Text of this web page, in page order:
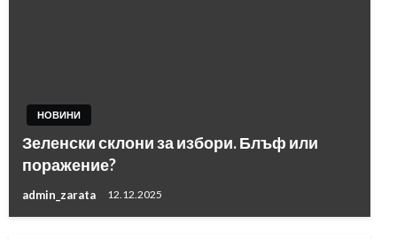
НОВИНИ
Зеленски склони за избори. Блъф или
поражение?
admin_zarata 12.12.2025